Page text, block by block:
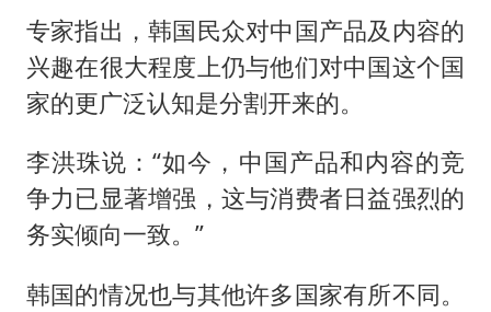
专家指出，韩国民众对中国产品及内容的
兴趣在很大程度上仍与他们对中国这个国
家的更广泛认知是分割开来的。
李洪珠说：“如今，中国产品和内容的竞
争力已显著增强，这与消费者日益强烈的
务实倾向一致。”
韩国的情况也与其他许多国家有所不同。